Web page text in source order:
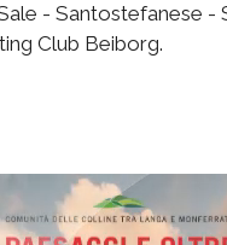
- Santostefanese -
Club Beiborg.